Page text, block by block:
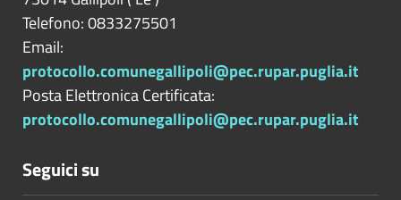
Telefono: 0833275501
Email:
protocollo.comunegallipoli@pec.rupar.puglia.it
Posta Elettronica Certificata:
protocollo.comunegallipoli@pec.rupar.puglia.it
Seguici su